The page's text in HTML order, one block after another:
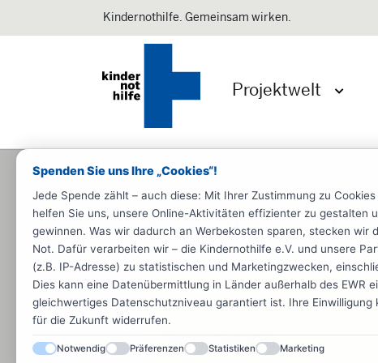
Spenden Sie uns Ihre „Cookies“!
Jede Spende zählt – auch diese: Mit Ihrer Zustimmung zu
helfen Sie uns, unsere Online-Aktivitäten effizienter zu gestalten
gewinnen. Was wir dadurch an Werbekosten sparen, stecken wir
Not. Dafür verarbeiten wir – die Kindernothilfe e.V. und unsere
(z.B. IP-Adresse) zu statistischen und Marketingzwecken,
Dies kann eine Datenübermittlung in Länder außerhalb des EWR
gleichwertiges Datenschutzniveau garantiert ist. Ihre Einwilligung
für die Zukunft widerrufen.
Notwendig Präferenzen Statistiken Marketing
Kindernothilfe. Gemeinsam wirken.
Projektwelt
Startseite Engagieren Zeit spenden
Adventlicher
Veranstaltungsart
Weihnachtsmarkt